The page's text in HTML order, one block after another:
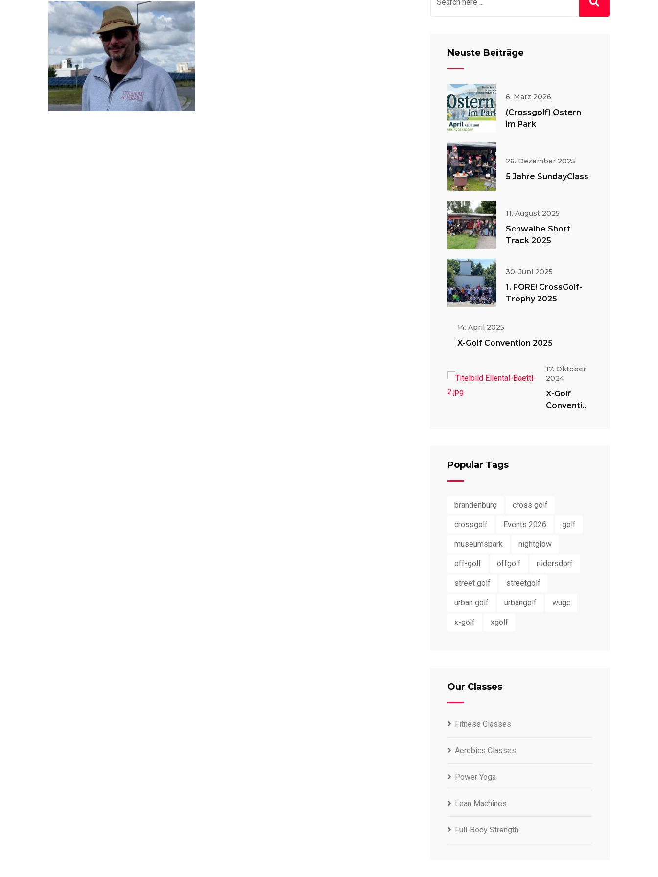
Neuste Beiträge
6. März 2026
(Crossgolf) Ostern
im Park
26. Dezember 2025
5 Jahre SundayClass
11. August 2025
Schwalbe Short
Track 2025
30. Juni 2025
1. FORE! CrossGolf-
Trophy 2025
14. April 2025
X-Golf Convention 2025
17. Oktober
2024
X-Golf
Convention
Popular Tags
brandenburg cross golf
crossgolf Events 2026 golf
museumspark nightglow
off-golf offgolf rüdersdorf
street golf streetgolf
urban golf urbangolf wugc
x-golf xgolf
Our Classes
Fitness Classes
Aerobics Classes
Power Yoga
Lean Machines
Full-Body Strength